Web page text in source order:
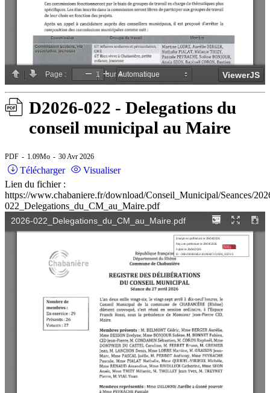
D2026-022 - Delegations du
conseil municipal au Maire
PDF 1.09Mo 30 Avr 2026
Télécharger
Visualiser
Lien du fichier :
https://www.chabaniere.fr/download/Conseil_Municipal/Seances/
022_Delegations_du_CM_au_Maire.pdf